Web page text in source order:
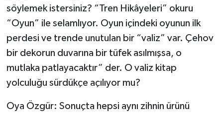
söylemek istersiniz? “Tren Hikâyeleri” okuru
“Oyun” ile selamlıyor. Oyun içindeki oyunun ilk
perdesi ve trende unutulan bir “valiz” var. Çehov
bir dekorun duvarına bir tüfek asılmışsa, o
mutlaka patlayacaktır” der. O valiz kitap
yolculuğu sürdükçe açılıyor mu?
Oya Özgür: Sonuçta hepsi aynı zihnin ürünü